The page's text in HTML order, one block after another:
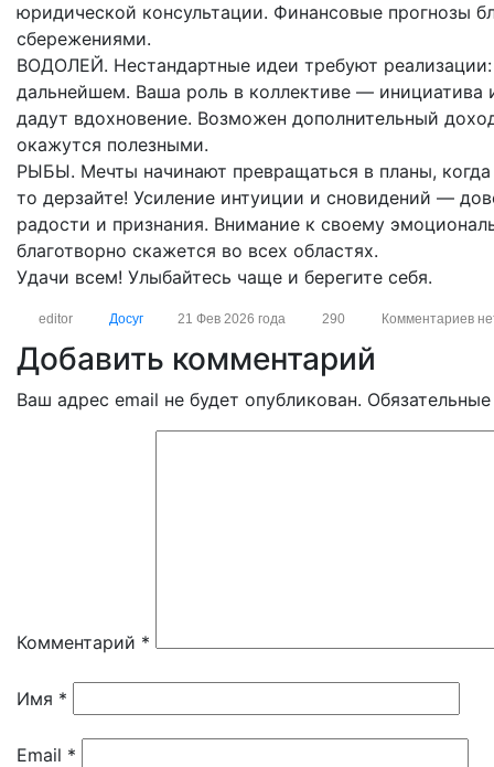
юридической консультации. Финансовые прогнозы
сбережениями.
ВОДОЛЕЙ. Нестандартные идеи требуют
дальнейшем. Ваша роль в коллективе — инициатива
дадут вдохновение. Возможен дополнительный
окажутся полезными.
РЫБЫ. Мечты начинают превращаться в планы,
то дерзайте! Усиление интуиции и сновидений —
радости и признания. Внимание к своему
благотворно скажется во всех областях.
Удачи всем! Улыбайтесь чаще и берегите себя.
editor Досуг 21 Фев 2026 года 290 Комментариев
Добавить комментарий
Ваш адрес email не будет опубликован.
Комментарий *
Имя *
Email *